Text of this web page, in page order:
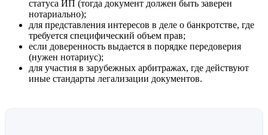
статуса ИП (тогда документ должен быть заверен
нотариально);
для представления интересов в деле о банкротстве, где
требуется специфический объем прав;
если доверенность выдается в порядке передоверия
(нужен нотариус);
для участия в зарубежных арбитражах, где действуют
иные стандарты легализации документов.